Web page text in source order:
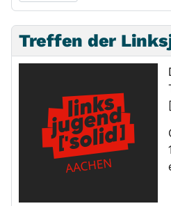
Treffen der